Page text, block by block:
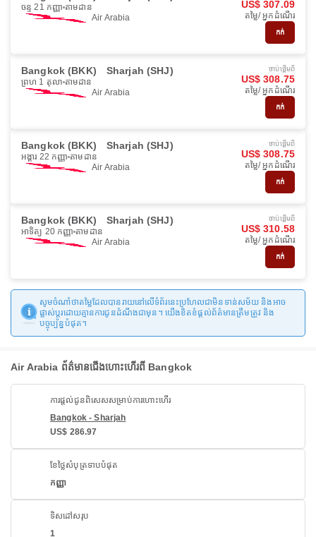
ចន្ទ 21 កញ្ញា តាមដាន
Air Arabia
US$ 307.09
តម្លៃ/ អ្នកដំណើរ
កក់
Bangkok (BKK) Sharjah (SHJ)
ព្រហ 1 តុលា តាមដាន
Air Arabia
ចាប់ផ្ដើមពី
US$ 308.75
តម្លៃ/ អ្នកដំណើរ
កក់
Bangkok (BKK) Sharjah (SHJ)
អង្គារ 22 កញ្ញា តាមដាន
Air Arabia
ចាប់ផ្ដើមពី
US$ 308.75
តម្លៃ/ អ្នកដំណើរ
កក់
Bangkok (BKK) Sharjah (SHJ)
អាទិត្យ 20 កញ្ញា តាមដាន
Air Arabia
ចាប់ផ្ដើមពី
US$ 310.58
តម្លៃ/ អ្នកដំណើរ
កក់
សូមចំណាំថាតម្លៃដែលបានរាយនៅលើទំព័រនេះប្រហែលជាមិនទាន់សម័យ និងអាច
ផ្លាស់ប្តូរដោយគ្មានការជូនដំណឹងជាមុន។ យើងខិតខំផ្តល់ព័ត៌មានត្រឹមត្រូវ និង
បច្ចុប្បន្នបំផុត។
Air Arabia ព័ត៌មានជើងហោះហើរពី Bangkok
ការផ្តល់ជូនពិសេសសម្រាប់ការហោះហើរ
Bangkok - Sharjah
US$ 286.97
ខែថ្លៃសំបុត្រទាបបំផុត
កញ្ញា
ទិសដៅសរុប
1